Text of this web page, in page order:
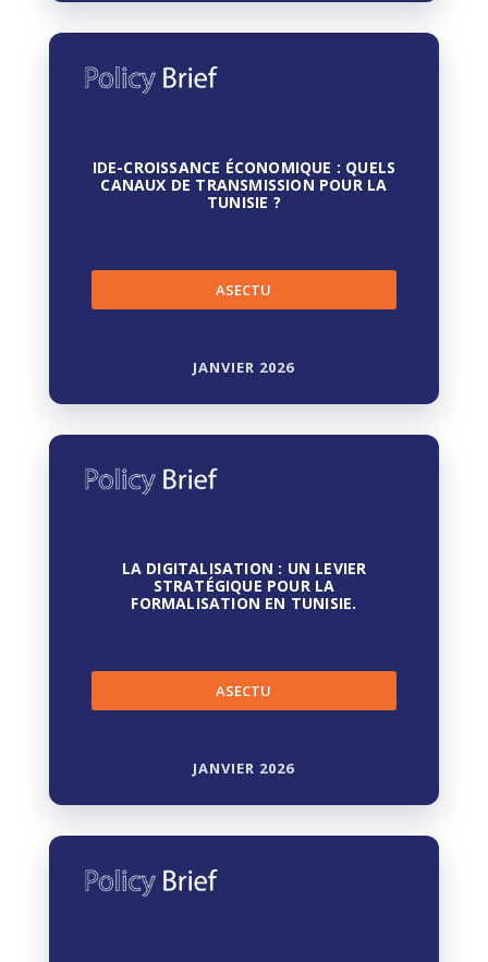
IDE-CROISSANCE ÉCONOMIQUE : QUELS
CANAUX DE TRANSMISSION POUR LA
TUNISIE ?
ASECTU
JANVIER 2026
LA DIGITALISATION : UN LEVIER
STRATÉGIQUE POUR LA
FORMALISATION EN TUNISIE.
ASECTU
JANVIER 2026